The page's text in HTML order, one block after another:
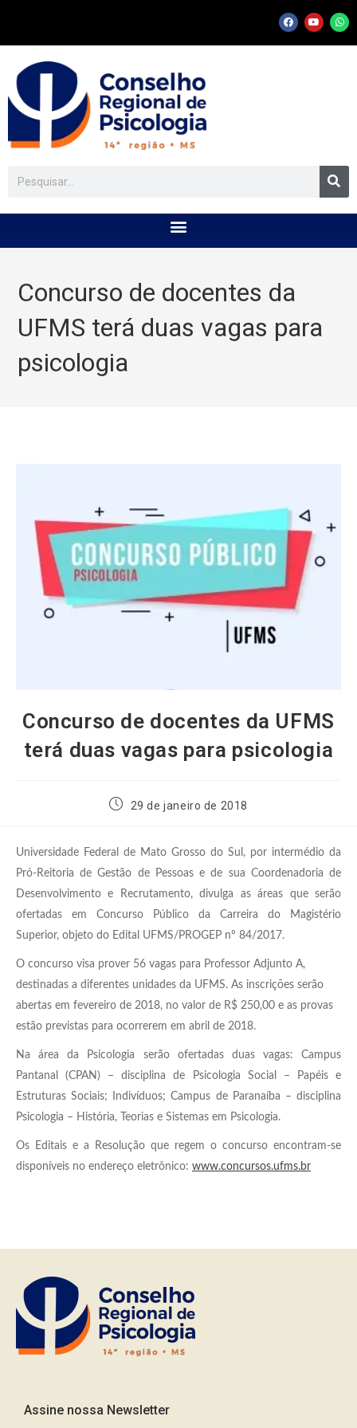
Concurso de docentes da
UFMS terá duas vagas para
psicologia
Concurso de docentes da UFMS
terá duas vagas para psicologia
29 de janeiro de 2018
Universidade Federal de Mato Grosso do Sul, por intermédio da
Pró-Reitoria de Gestão de Pessoas e de sua Coordenadoria de
Desenvolvimento e Recrutamento, divulga as áreas que serão
ofertadas em Concurso Público da Carreira do Magistério
Superior, objeto do Edital UFMS/PROGEP nº 84/2017.
O concurso visa prover 56 vagas para Professor Adjunto A,
destinadas a diferentes unidades da UFMS. As inscrições serão
abertas em fevereiro de 2018, no valor de R$ 250,00 e as provas
estão previstas para ocorrerem em abril de 2018.
Na área da Psicologia serão ofertadas duas vagas: Campus
Pantanal (CPAN) – disciplina de Psicologia Social – Papéis e
Estruturas Sociais; Indivíduos; Campus de Paranaíba – disciplina
Psicologia – História, Teorias e Sistemas em Psicologia.
Os Editais e a Resolução que regem o concurso encontram-se
disponíveis no endereço eletrônico: www.concursos.ufms.br
Assine nossa Newsletter